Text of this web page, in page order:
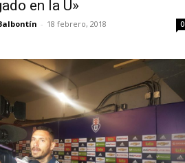
en la U»
- 18 febrero, 2018 0